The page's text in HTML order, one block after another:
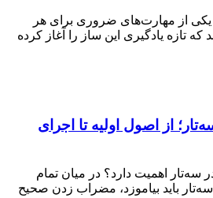
از مهارت‌های ضروری برای هر
تازه یادگیری این ساز را آغاز کرده
از اصول اولیه تا اجرای
اهمیت دارد؟ در میان تمام
باید بیاموزد، مضراب زدن صحیح